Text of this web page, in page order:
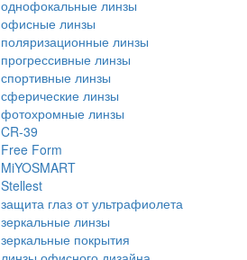
однофокальные линзы
офисные линзы
поляризационные линзы
прогрессивные линзы
спортивные линзы
сферические линзы
фотохромные линзы
CR-39
Free Form
MiYOSMART
Stellest
защита глаз от ультрафиолета
зеркальные линзы
зеркальные покрытия